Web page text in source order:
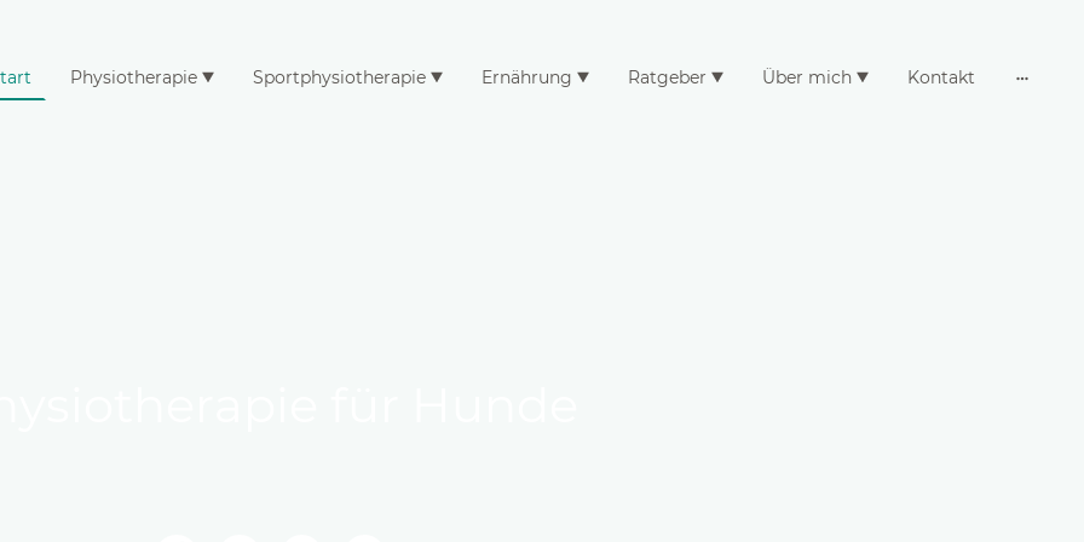
Physiotherapie Sportphysiotherapie Ernährung Ratgeber Über mich Kontakt